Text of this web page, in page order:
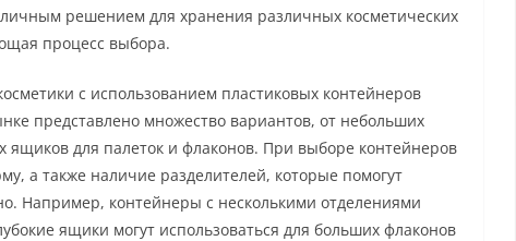
решением для хранения различных косметических
процесс выбора.
с использованием пластиковых контейнеров
представлено множество вариантов, от небольших
ящиков для палеток и флаконов. При выборе контейнеров
а также наличие разделителей, которые помогут
Например, контейнеры с несколькими отделениями
ящики могут использоваться для больших флаконов